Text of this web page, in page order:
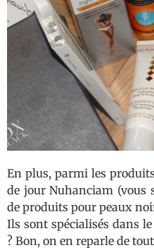
En plus, parmi les
de jour Nuhanciam (vous
de produits pour peaux
Ils sont spécialisés dans
? Bon, on en reparle de